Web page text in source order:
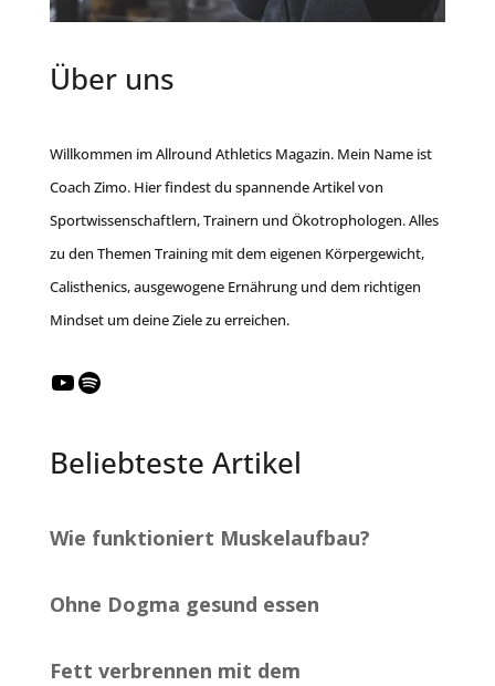
Über uns
Willkommen im Allround Athletics Magazin. Mein Name ist
Coach Zimo. Hier findest du spannende Artikel von
Sportwissenschaftlern, Trainern und Ökotrophologen. Alles
zu den Themen Training mit dem eigenen Körpergewicht,
Calisthenics, ausgewogene Ernährung und dem richtigen
Mindset um deine Ziele zu erreichen.
YouTube
Beliebteste Artikel
Wie funktioniert Muskelaufbau?
Ohne Dogma gesund essen
Fett verbrennen mit dem